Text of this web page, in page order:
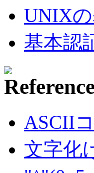
UNIX
基本認
ASCII
文字化